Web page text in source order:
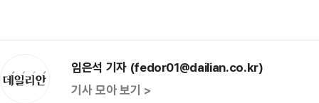
임은석 기자 (fedor01@dailian.co.kr)
기사 모아 보기 >